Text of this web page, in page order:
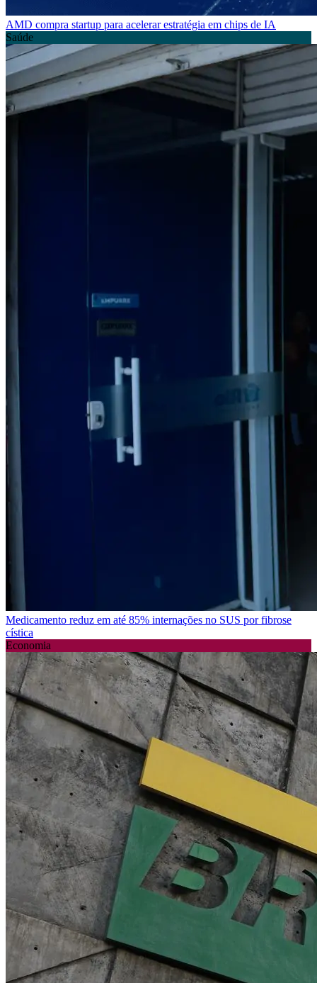
AMD compra startup para acelerar estratégia em chips de IA
Saúde
Medicamento reduz em até 85% internações no SUS por fibrose
cística
Economia